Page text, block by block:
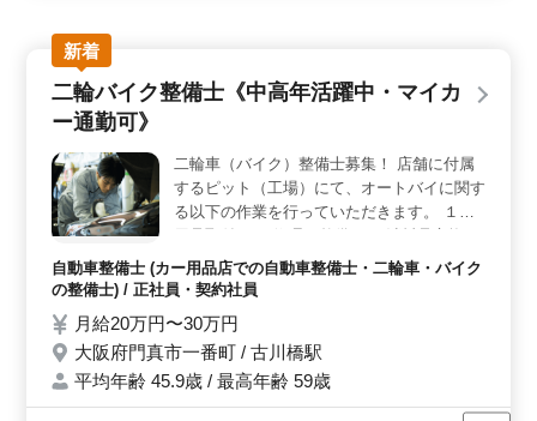
新着
二輪バイク整備士《中高年活躍中・マイカ
ー通勤可》
二輪車（バイク）整備士募集！ 店舗に付属
するピット（工場）にて、オートバイに関す
る以下の作業を行っていただきます。 １．
（オイル・タイヤ・パッド等） ４．車検受
付 整備士業務経験者急募求人！！ お気軽に
自動車整備士 (カー用品店での自動車整備士・二輪車・バイク
の整備士) / 正社員・契約社員
月給20万円〜30万円
大阪府門真市一番町 / 古川橋駅
平均年齢 45.9歳 / 最高年齢 59歳